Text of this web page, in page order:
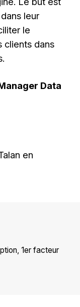
leur
le
clients dans
Data
en
1er facteur